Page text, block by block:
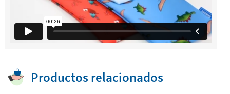
Productos relacionados